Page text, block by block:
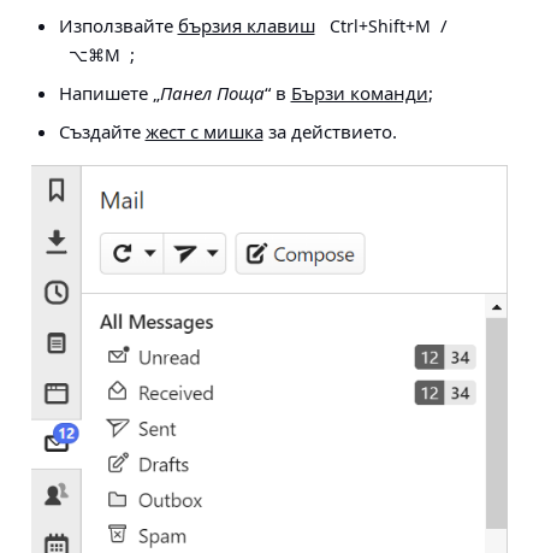
Използвайте бързия клавиш Ctrl+Shift+M /
⌥⌘M ;
Напишете „Панел Поща“ в Бързи команди;
Създайте жест с мишказа действието.